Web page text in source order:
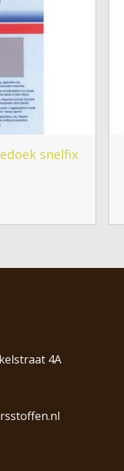
snelfix
4A